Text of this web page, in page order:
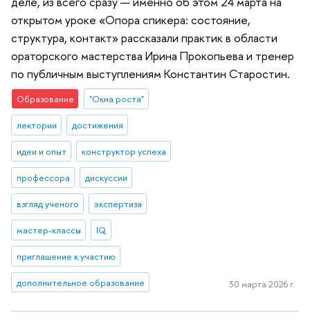
открытом уроке «Опора спикера: состояние,
структура, контакт» рассказали практик в области
ораторского мастерства Ирина Прокопьева и тренер
по публичным выступлениям Константин Старостин.
Образование "Окна роста"
лектории достижения
идеи и опыт конструктор успеха
профессора дискуссии
взгляд ученого экспертиза
мастер-классы IQ
приглашение к участию
дополнительное образование 30 марта 2026 г.